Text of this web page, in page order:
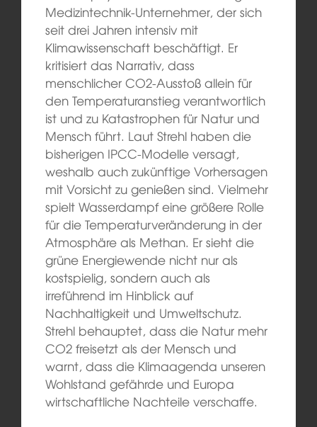
Medizintechnik-Unternehmer, der sich
seit drei Jahren intensiv mit
Klimawissenschaft beschäftigt. Er
kritisiert das Narrativ, dass
menschlicher CO2-Ausstoß allein für
den Temperaturanstieg verantwortlich
ist und zu Katastrophen für Natur und
Mensch führt. Laut Strehl haben die
bisherigen IPCC-Modelle versagt,
weshalb auch zukünftige Vorhersagen
mit Vorsicht zu genießen sind. Vielmehr
spielt Wasserdampf eine größere Rolle
für die Temperaturveränderung in der
Atmosphäre als Methan. Er sieht die
grüne Energiewende nicht nur als
kostspielig, sondern auch als
irreführend im Hinblick auf
Nachhaltigkeit und Umweltschutz.
Strehl behauptet, dass die Natur mehr
CO2 freisetzt als der Mensch und
warnt, dass die Klimaagenda unseren
Wohlstand gefährde und Europa
wirtschaftliche Nachteile verschaffe.